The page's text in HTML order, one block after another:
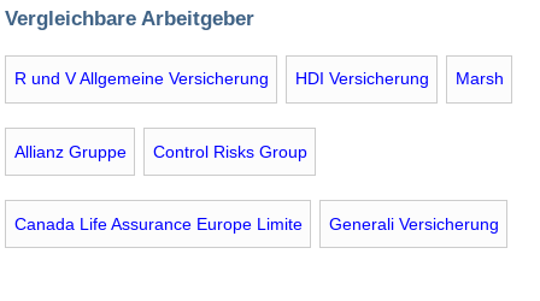
Vergleichbare Arbeitgeber
R und V Allgemeine Versicherung HDI Versicherung Marsh
Allianz Gruppe Control Risks Group
Canada Life Assurance Europe Limite Generali Versicherung